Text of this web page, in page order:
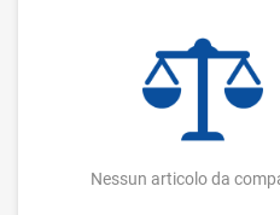
Nessun articolo da